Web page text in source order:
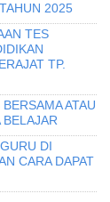
2025
TES
TP.
ATAU
DI
CARA DAPAT